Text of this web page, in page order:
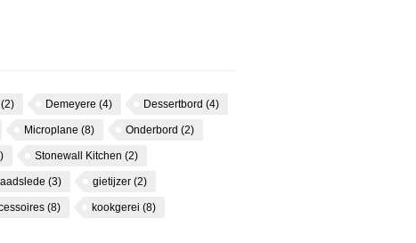
(2) Demeyere (4) Dessertbord (4)
Microplane (8) Onderbord (2)
Stonewall Kitchen (2)
(3) gietijzer (2)
(8) kookgerei (8)